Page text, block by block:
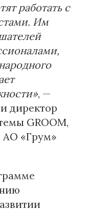
работать с
Им
, —
директор
GROOM,
АО «Грум»